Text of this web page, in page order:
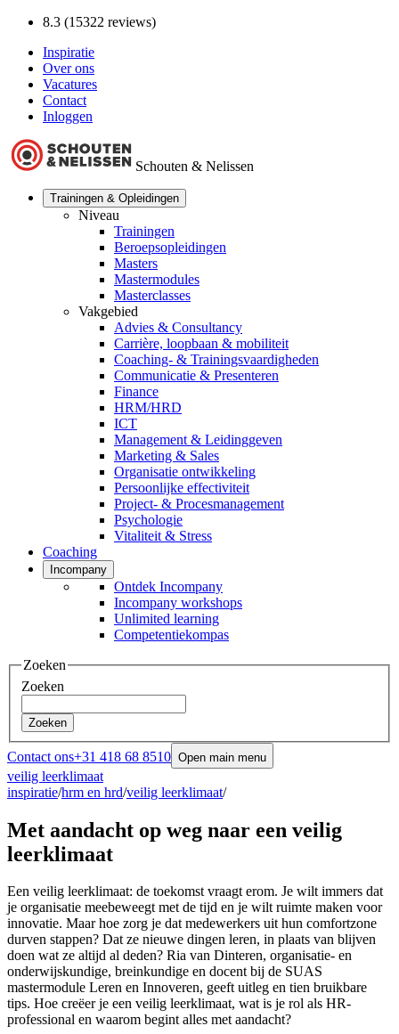
8.3 (15322 reviews)
Inspiratie
Over ons
Vacatures
Contact
Inloggen
Schouten & Nelissen
Trainingen & Opleidingen
Niveau
Trainingen
Beroepsopleidingen
Masters
Mastermodules
Masterclasses
Vakgebied
Advies & Consultancy
Carrière, loopbaan & mobiliteit
Coaching- & Trainingsvaardigheden
Communicatie & Presenteren
Finance
HRM/HRD
ICT
Management & Leidinggeven
Marketing & Sales
Organisatie ontwikkeling
Persoonlijke effectiviteit
Project- & Procesmanagement
Psychologie
Vitaliteit & Stress
Coaching
Incompany
Ontdek Incompany
Incompany workshops
Unlimited learning
Competentiekompas
Zoeken
Zoeken
Zoeken
Contact ons+31 418 68 8510 Open main menu
veilig leerklimaat
inspiratie/hrm en hrd/veilig leerklimaat/
Met aandacht op weg naar een veilig
leerklimaat
Een veilig leerklimaat: de toekomst vraagt erom. Je wilt immers dat
je organisatie meebeweegt met de tijd en je wilt ruimte maken voor
innovatie. Maar hoe zorg je dat medewerkers uit hun comfortzone
durven stappen? Dat ze nieuwe dingen leren, in plaats van blijven
doen wat ze altijd al deden? Ria van Dinteren, organisatie- en
onderwijskundige, breinkundige en docent bij de SUAS
mastermodule Leren en Innoveren, geeft uitleg en tien bruikbare
tips. Hoe creëer je een veilig leerklimaat, wat is je rol als HR-
professional en waarom begint alles met aandacht?